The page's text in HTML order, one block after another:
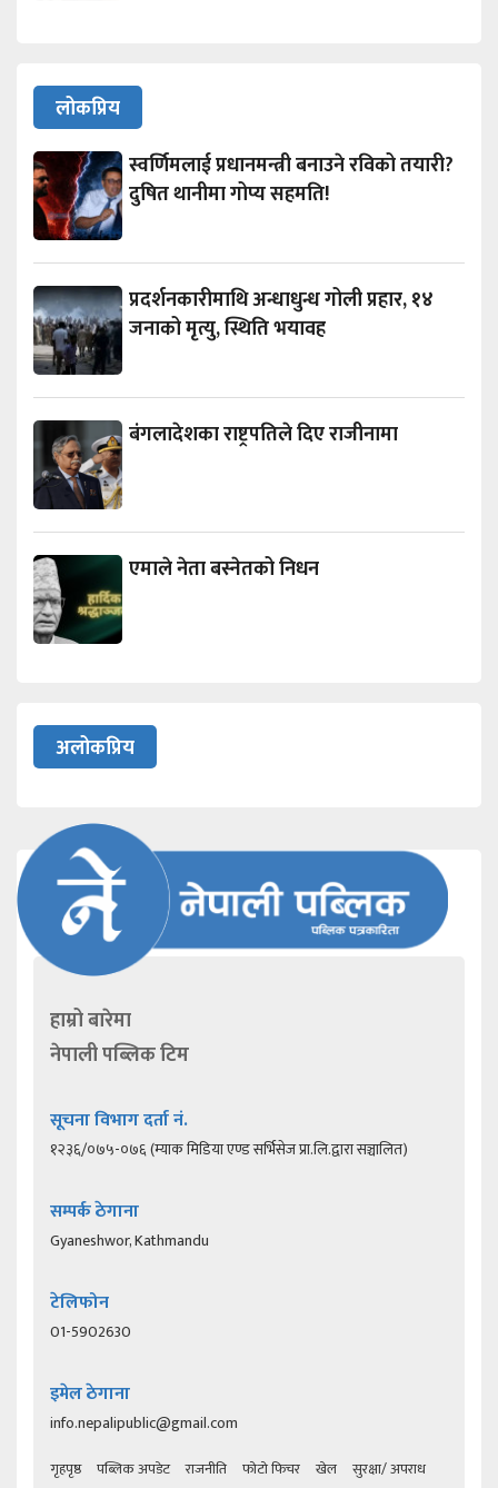
लोकप्रिय
स्वर्णिमलाई प्रधानमन्त्री बनाउने रविको तयारी?
दुषित थानीमा गोप्य सहमति!
प्रदर्शनकारीमाथि अन्धाधुन्ध गोली प्रहार, १४
जनाको मृत्यु, स्थिति भयावह
बंगलादेशका राष्ट्रपतिले दिए राजीनामा
एमाले नेता बस्नेतको निधन
अलोकप्रिय
हाम्रो बारेमा
नेपाली पब्लिक टिम
सूचना विभाग दर्ता नं.
१२३६/०७५-०७६ (म्याक मिडिया एण्ड सर्भिसेज प्रा.लि.द्वारा सञ्चालित)
सम्पर्क ठेगाना
Gyaneshwor, Kathmandu
टेलिफोन
01-5902630
इमेल ठेगाना
info.nepalipublic@gmail.com
गृहपृष्ठ पब्लिक अपडेट राजनीति फोटो फिचर खेल सुरक्षा/ अपराध